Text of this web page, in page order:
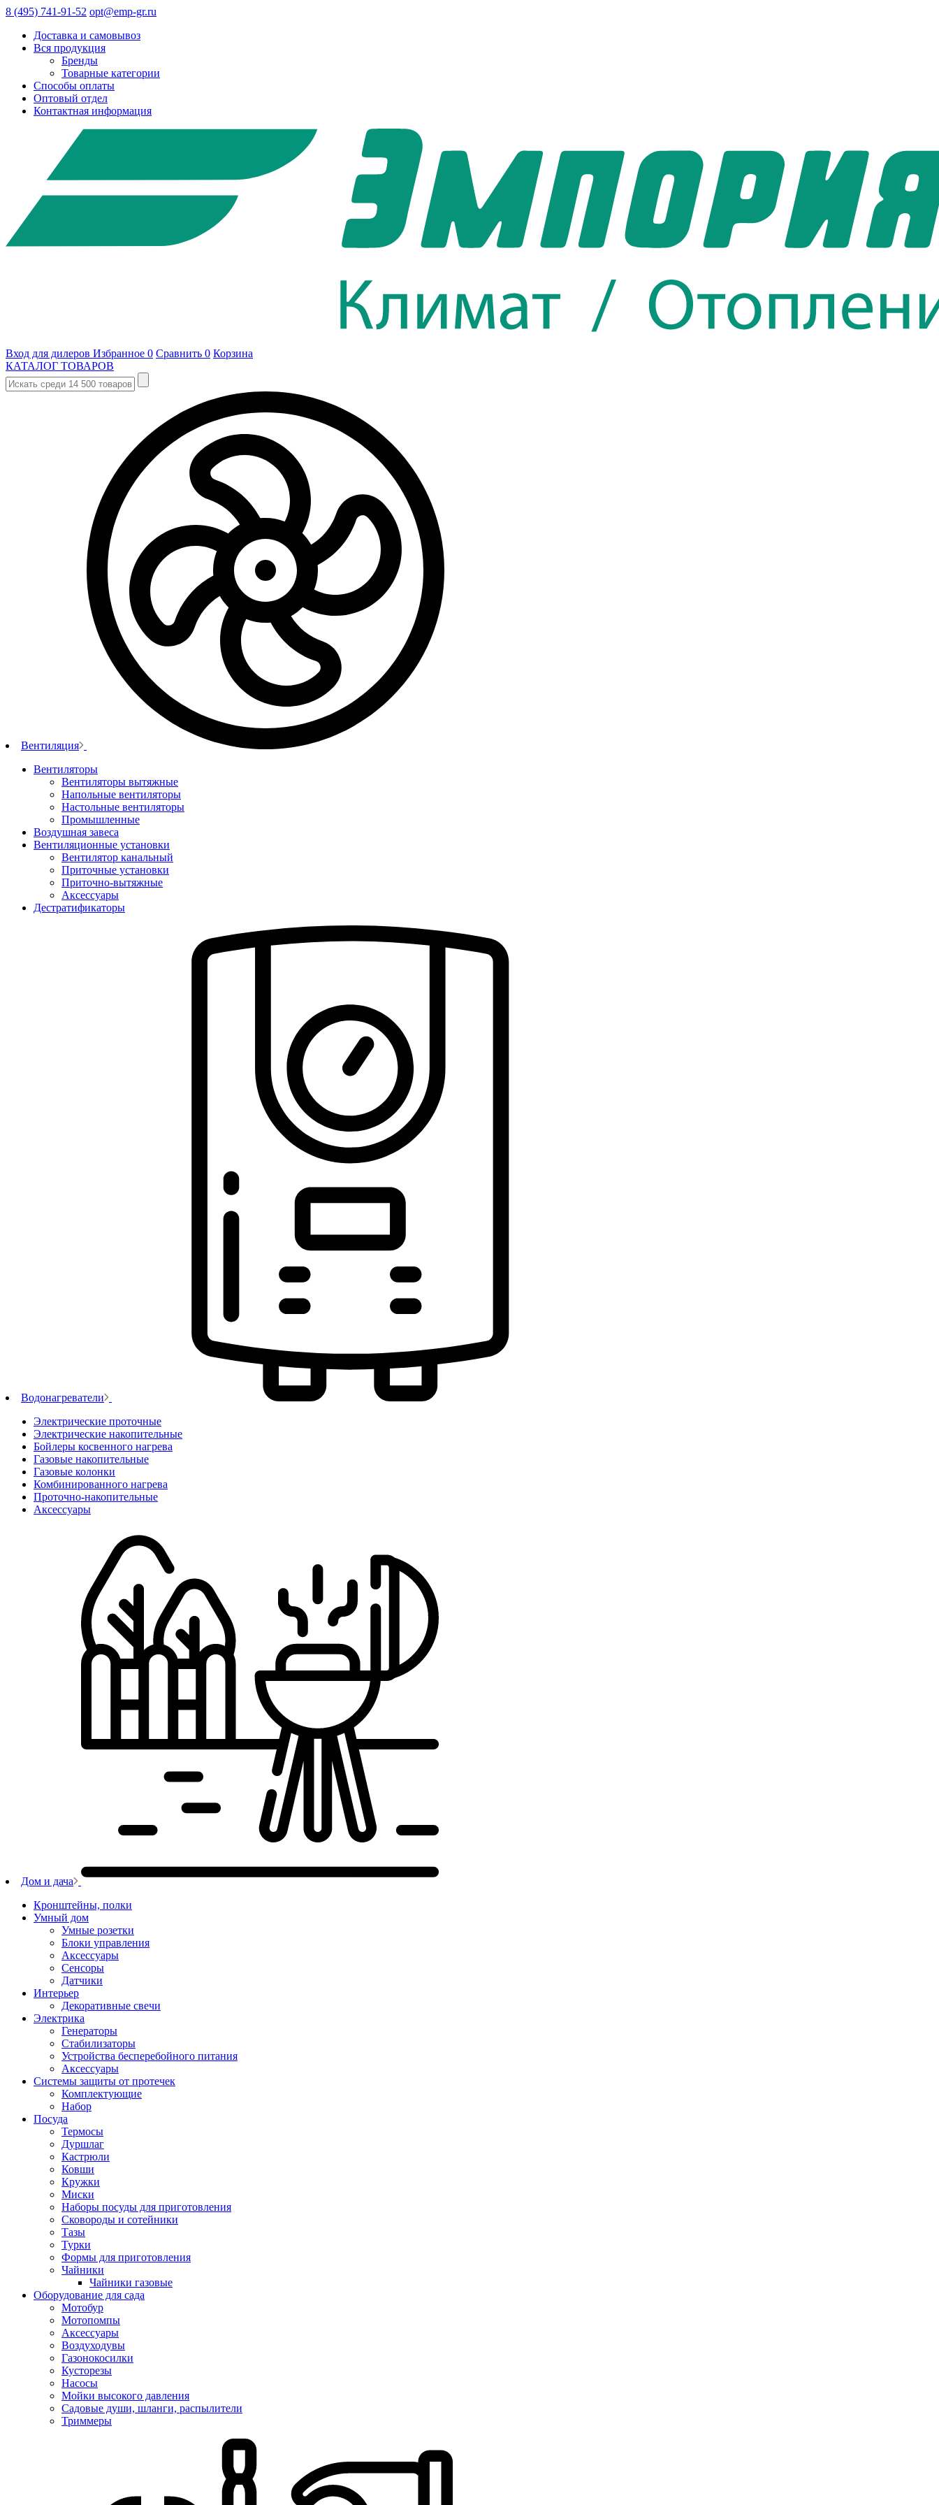
8 (495) 741-91-52 opt@emp-gr.ru
Доставка и самовывоз
Вся продукция
Бренды
Товарные категории
Способы оплаты
Оптовый отдел
Контактная информация
Вход для дилеров Избранное 0 Сравнить 0 Корзина
КАТАЛОГ ТОВАРОВ
Вентиляция
Вентиляторы
Вентиляторы вытяжные
Напольные вентиляторы
Настольные вентиляторы
Промышленные
Воздушная завеса
Вентиляционные установки
Вентилятор канальный
Приточные установки
Приточно-вытяжные
Аксессуары
Дестратификаторы
Водонагреватели
Электрические проточные
Электрические накопительные
Бойлеры косвенного нагрева
Газовые накопительные
Газовые колонки
Комбинированного нагрева
Проточно-накопительные
Аксессуары
Дом и дача
Кронштейны, полки
Умный дом
Умные розетки
Блоки управления
Аксессуары
Сенсоры
Датчики
Интерьер
Декоративные свечи
Электрика
Генераторы
Стабилизаторы
Устройства бесперебойного питания
Аксессуары
Системы защиты от протечек
Комплектующие
Набор
Посуда
Термосы
Дуршлаг
Кастрюли
Ковши
Кружки
Миски
Наборы посуды для приготовления
Сковороды и сотейники
Тазы
Турки
Формы для приготовления
Чайники
Чайники газовые
Оборудование для сада
Мотобур
Мотопомпы
Аксессуары
Воздуходувы
Газонокосилки
Кусторезы
Насосы
Мойки высокого давления
Садовые души, шланги, распылители
Триммеры